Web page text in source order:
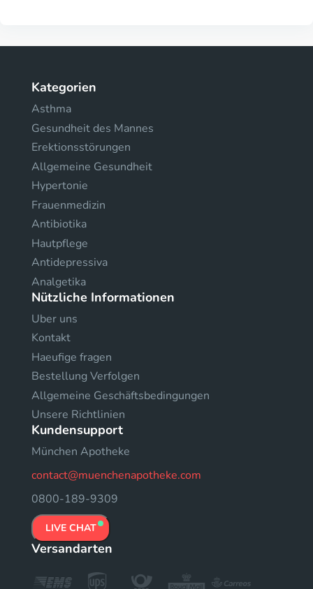
Kategorien
Asthma
Gesundheit des Mannes
Erektionsstörungen
Allgemeine Gesundheit
Hypertonie
Frauenmedizin
Antibiotika
Hautpflege
Antidepressiva
Analgetika
Nützliche Informationen
Uber uns
Kontakt
Haeufige fragen
Bestellung Verfolgen
Allgemeine Geschäftsbedingungen
Unsere Richtlinien
Kundensupport
München Apotheke
contact@muenchenapotheke.com
0800-189-9309
LIVE CHAT
Versandarten